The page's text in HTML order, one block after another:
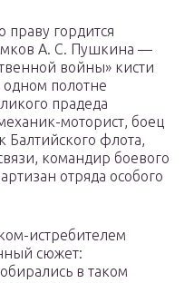
гордится
А. С. Пушкина —
войны» кисти
полотне
прадеда
моторист, боец
Балтийского флота,
командир боевого
отряда особого
истребителем
сюжет:
в таком